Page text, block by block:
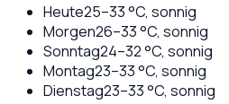
Heute25–33°C, sonnig
Morgen26–33°C, sonnig
Sonntag24–32°C, sonnig
Montag23–33°C, sonnig
Dienstag23–33°C, sonnig